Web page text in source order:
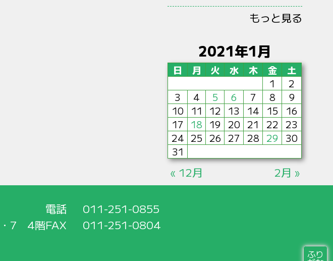
もっと見る
2021年1月
日 月 火 水 木 金
土
1
2
3
4 5 6 7 8
9
10
11 12 13 14 15
16
17
18 19 20 21 22
23
24 25 26 27 28 29
30
31
« 12月 2月 »
・7 4階
電話
011-251-0855
FAX
011-251-0804
ふり